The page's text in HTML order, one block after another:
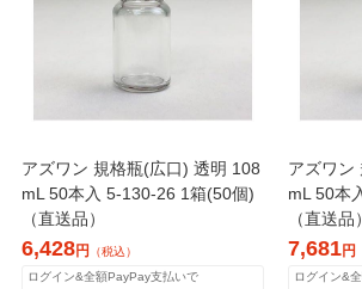
アズワン 規格瓶(広口) 透明 108
mL 50本入 5-130-26 1箱(50個)
（直送品）
6,428円 （税込）
ログイン&全額PayPay支払いで
アズワン
mL 50本
（直送品）
7,681円
ログイン&